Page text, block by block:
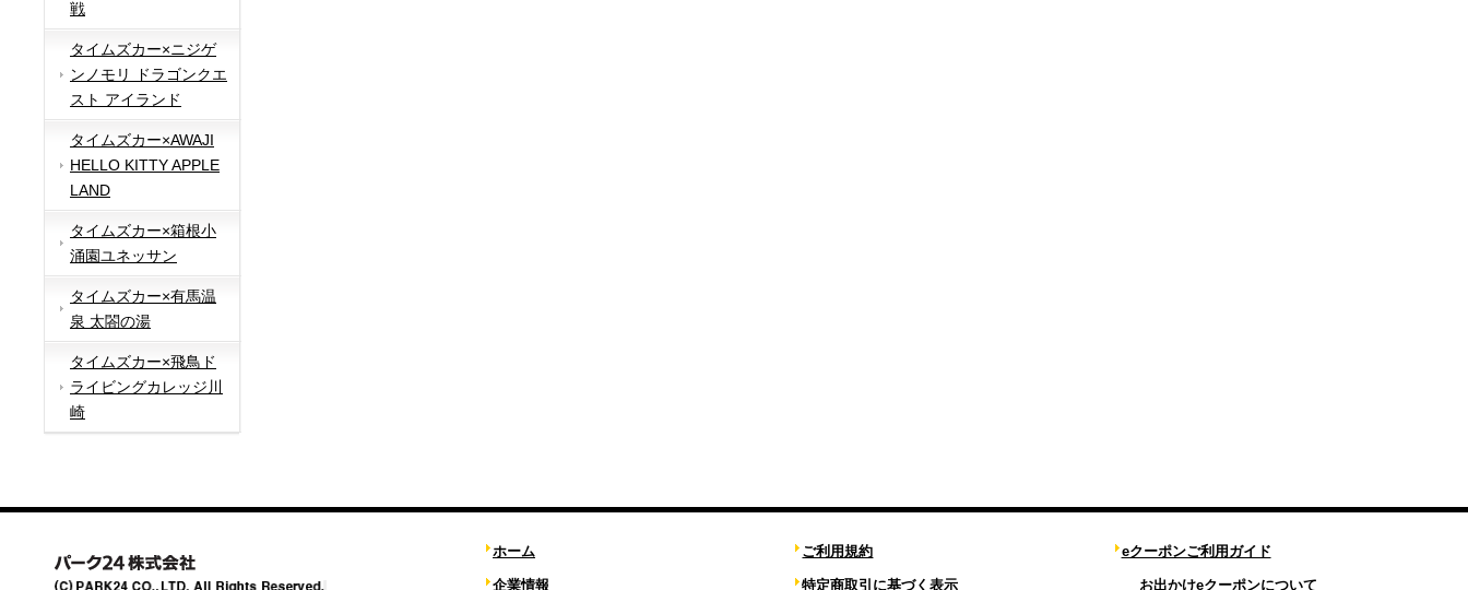
戦
タイムズカー×ニジゲ
ンノモリ ドラゴンクエ
スト アイランド
タイムズカー×AWAJI
HELLO KITTY APPLE
LAND
タイムズカー×箱根小
涌園ユネッサン
タイムズカー×有馬温
泉 太閤の湯
タイムズカー×飛鳥ド
ライビングカレッジ川
崎
ホーム
企業情報
ご利用規約
特定商取引に基づく表示
eクーポンご利用ガイド
お出かけeクーポンについて